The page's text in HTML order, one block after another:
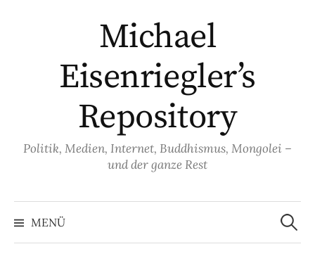
Michael
Eisenriegler’s
Repository
Politik, Medien, Internet, Buddhismus, Mongolei –
und der ganze Rest
MENÜ
Suchen
nach: